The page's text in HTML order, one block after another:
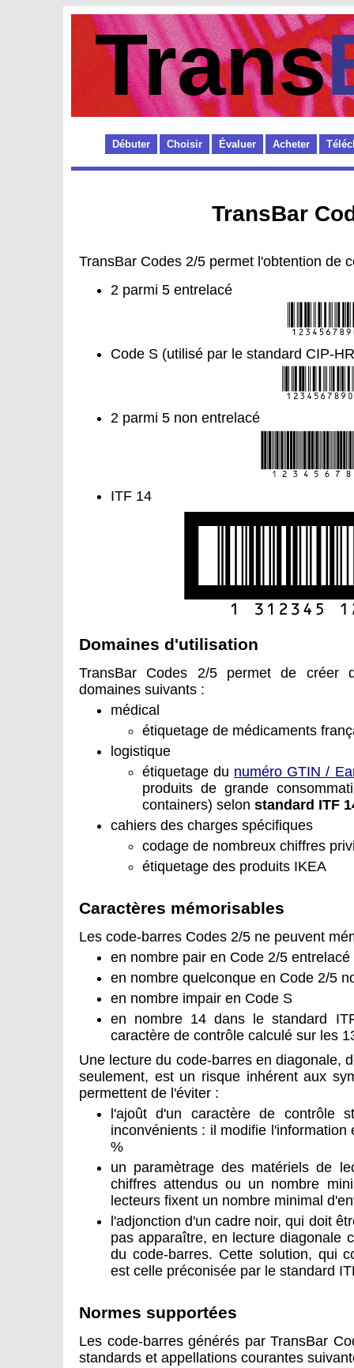
Trans
Débuter Choisir Évaluer Acheter
TransBar
TransBar Codes 2/5 permet l'obtention de
2 parmi 5 entrelacé
Code S (utilisé par le standard CIP-
2 parmi 5 non entrelacé
ITF 14
Domaines d'utilisation
TransBar Codes 2/5 permet de créer
domaines suivants :
médical
étiquetage de médicaments
logistique
étiquetage du numéro GTIN /
produits de grande
containers) selon standard ITF
cahiers des charges spécifiques
codage de nombreux chiffres
étiquetage des produits IKEA
Caractères mémorisables
Les code-barres Codes 2/5 ne peuvent
en nombre pair en Code 2/5 entrelacé
en nombre quelconque en Code 2/5
en nombre impair en Code S
en nombre 14 dans le standard
caractère de contrôle calculé sur les
Une lecture du code-barres en diagonale,
seulement, est un risque inhérent aux
permettent de l'éviter :
l'ajoût d'un caractère de contrôle
inconvénients : il modifie
%
un paramètrage des matériels de
chiffres attendus ou un nombre
lecteurs fixent un nombre minimal
l'adjonction d'un cadre noir, qui doit
pas apparaître, en lecture diagonale
du code-barres. Cette solution, qui
est celle préconisée par le standard
Normes supportées
Les code-barres générés par TransBar
standards et appellations courantes